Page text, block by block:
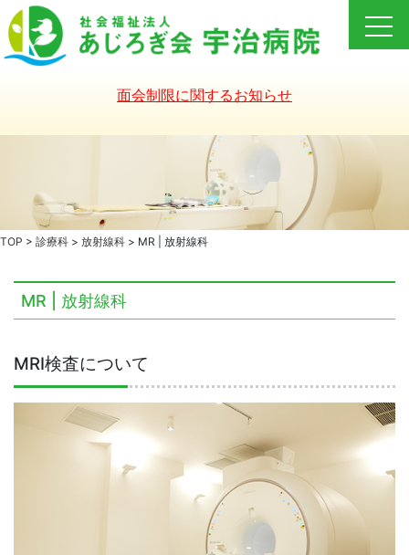
Skip
to
content
面会制限に関するお知らせ
TOP > 診療科 > 放射線科 > MR | 放射線科
MR | 放射線科
MRI検査について